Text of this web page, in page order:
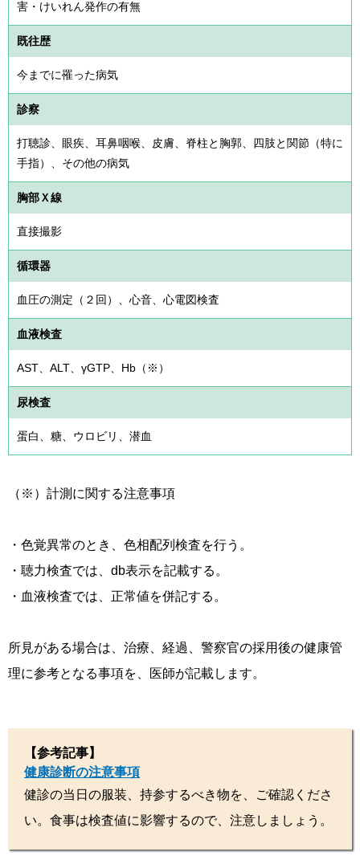
害・けいれん発作の有無
既往歴
今までに罹った病気
診察
打聴診、眼疾、耳鼻咽喉、皮膚、脊柱と胸郭、四肢と関節（特に
手指）、その他の病気
胸部Ｘ線
直接撮影
循環器
血圧の測定（２回）、心音、心電図検査
血液検査
AST、ALT、γGTP、Hb（※）
尿検査
蛋白、糖、ウロビリ、潜血
（※）計測に関する注意事項
・色覚異常のとき、色相配列検査を行う。
・聴力検査では、db表示を記載する。
・血液検査では、正常値を併記する。
所見がある場合は、治療、経過、警察官の採用後の健康管
理に参考となる事項を、医師が記載します。
【参考記事】
健康診断の注意事項
健診の当日の服装、持参するべき物を、ご確認くださ
い。食事は検査値に影響するので、注意しましょう。